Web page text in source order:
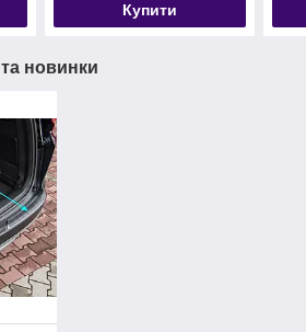
Купити
та новинки